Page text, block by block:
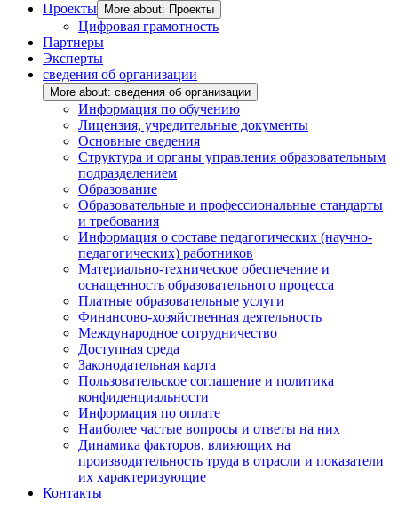
Проекты
More about: Проекты
Цифровая грамотность
Партнеры
Эксперты
сведения об организации
More about: сведения об организации
Информация по обучению
Лицензия, учредительные документы
Основные сведения
Структура и органы управления образовательным
подразделением
Образование
Образовательные и профессиональные стандарты
и требования
Информация о составе педагогических (научно-
педагогических) работников
Материально-техническое обеспечение и
оснащенность образовательного процесса
Платные образовательные услуги
Финансово-хозяйственная деятельность
Международное сотрудничество
Доступная среда
Законодательная карта
Пользовательское соглашение и политика
конфиденциальности
Информация по оплате
Наиболее частые вопросы и ответы на них
Динамика факторов, влияющих на
производительность труда в отрасли и показатели
их характеризующие
Контакты